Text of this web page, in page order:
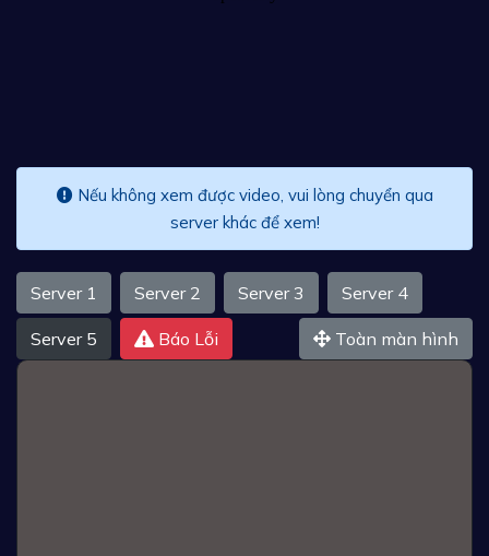
Nếu không xem được video, vui lòng chuyển qua
server khác để xem!
Server 1 Server 2 Server 3 Server 4
Server 5 Báo Lỗi Toàn màn hình